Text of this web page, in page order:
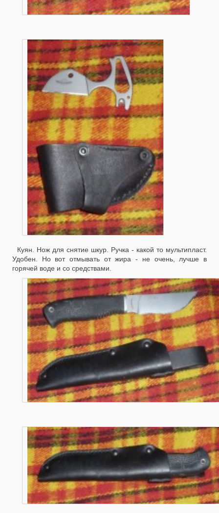
Куян. Нож для снятие шкур. Ручка - какой то мультипласт.
Удобен. Но вот отмывать от жира - не очень, лучше в
горячей воде и со средствами.